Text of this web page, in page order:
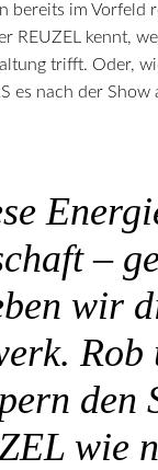
bereits im Vorfeld
REUZEL kennt,
trifft. Oder,
es nach der Show
–
wir
Rob
den
wie